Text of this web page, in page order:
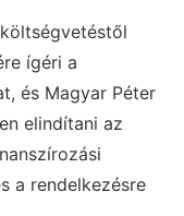
ígéri a
és Magyar Péter
elindítani az
a rendelkezésre